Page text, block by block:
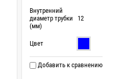
Добавить к сравнению
Внутренний
диаметр трубки
(мм)
12
Цвет